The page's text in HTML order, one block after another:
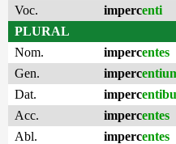
Voc.
impercenti
PLURAL
Nom.
impercentes
Gen.
imperc
Dat.
imperc
Acc.
impercentes
Abl.
impercentes